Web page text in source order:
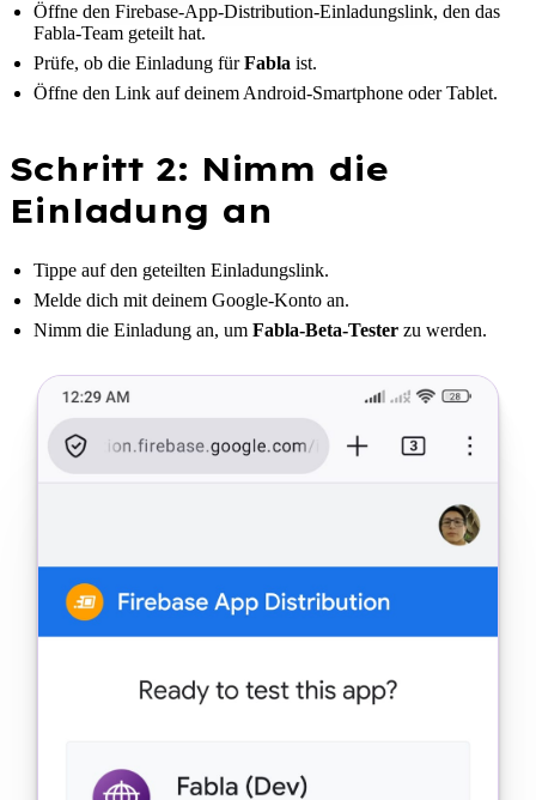
Öffne den Firebase-App-Distribution-Einladungslink, den das
Fabla-Team geteilt hat.
Prüfe, ob die Einladung fürFabla ist.
Öffne den Link auf deinem Android-Smartphone oder Tablet.
Schritt 2: Nimm die
Einladung an
Tippe auf den geteilten Einladungslink.
Melde dich mit deinem Google-Konto an.
Nimm die Einladung an, um Fabla-Beta-Tester zu werden.